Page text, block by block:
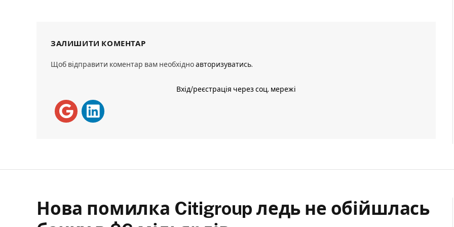
ЗАЛИШИТИ КОМЕНТАР
Щоб відправити коментар вам необхідноавторизуватись.
Вхід/реєстрація через соц. мережі
Нова помилка Citigroup ледь не обійшлась